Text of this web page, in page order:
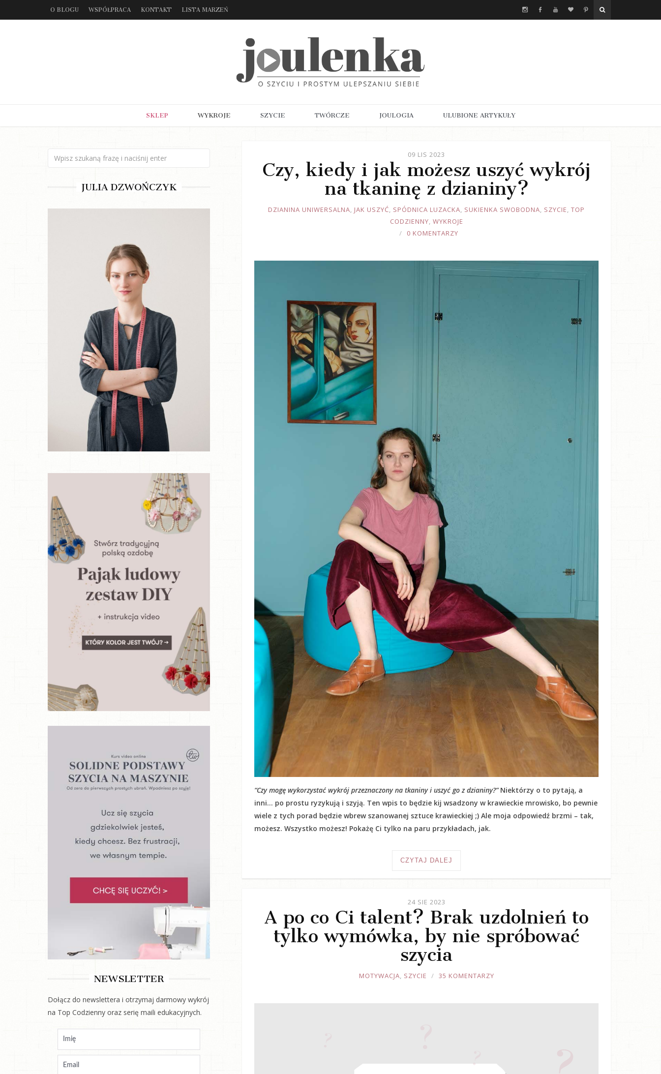
O BLOGU WSPÓŁPRACA KONTAKT LISTA MARZEŃ
SKLEP WYKROJE SZYCIE TWÓRCZE JOULOGIA ULUBIONE ARTYKUŁY
09 LIS 2023
Czy, kiedy i jak możesz uszyć wykrój
na tkaninę z dzianiny?
JOULEDZIANINA UNIWERSALNA, JAK USZYĆ, SPÓDNICA LUZACKA, SUKIENKA SWOBODNA, SZYCIE, TOP
CODZIENNY, WYKROJE
0 KOMENTARZY
“Czy mogę wykorzystać wykrój przeznaczony na tkaniny i uszyć go z dzianiny?”Niektórzy o to pytają, a
inni… po prostu ryzykują i szyją. Ten wpis to będzie kij wsadzony w krawieckie mrowisko, bo pewnie
wiele z tych porad będzie wbrew szanowanej sztuce krawieckiej ;) Ale moja odpowiedź brzmi – tak,
możesz. Wszystko możesz! Pokażę Ci tylko na paru przykładach, jak.
CZYTAJ DALEJ
24 SIE 2023
A po co Ci talent? Brak uzdolnień to
tylko wymówka, by nie spróbować
szycia
JOULE
MOTYWACJA, SZYCIE 35 KOMENTARZY
JULIA DZWOŃCZYK
NEWSLETTER
Dołącz do newslettera i otrzymaj darmowy wykrój
na Top Codzienny oraz serię maili edukacyjnych.